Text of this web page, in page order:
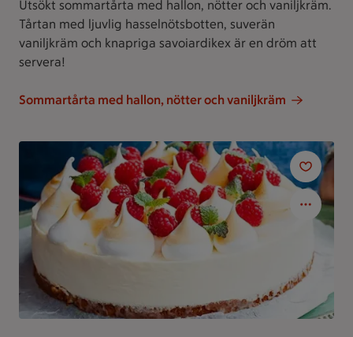
Utsökt sommartårta med hallon, nötter och vaniljkräm.
Tårtan med ljuvlig hasselnötsbotten, suverän
vaniljkräm och knapriga savoiardikex är en dröm att
servera!
Sommartårta med hallon, nötter och vaniljkräm